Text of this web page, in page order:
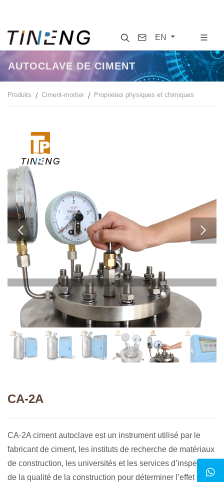
SearchContact
EN
AUTOCLAVE DE CIMENT
Produits Ciment-mortier Proprietes physiques et chimiques
CA-2A
CA-2A ciment autoclave est un instrument utilisé par le
fabricant de ciment, les instituts de recherche de matériaux
de construction, les universités et les services d’inspection
de la qualité de la construction pour déterminer l’effet